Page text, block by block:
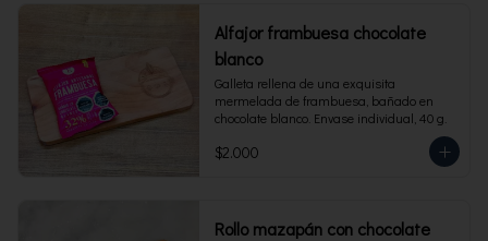
Alfajor frambuesa chocolate
blanco
Galleta rellena de una exquisita
mermelada de frambuesa, bañado en
chocolate blanco. Envase individual, 40 g.
$2.000
Rollo mazapán con chocolate